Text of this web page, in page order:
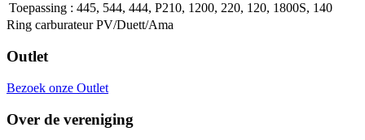
Toepassing : 445, 544, 444, P210, 1200, 220, 120, 1800S, 140
Ring carburateur PV/Duett/Ama
Outlet
Bezoek onze Outlet
Over de vereniging